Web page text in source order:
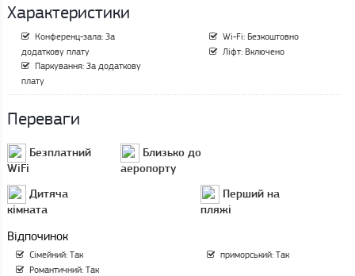
Характеристики
Конференц-зала: За
додаткову плату
Паркування: За додаткову
плату
Wi-Fi: Безкоштовно
Ліфт: Включено
Переваги
Безплатний
WiFi
Близько до
аеропорту
Дитяча
кімната
Перший на
пляжі
Відпочинок
Сімейний: Так
Романтичний: Так
приморський: Так